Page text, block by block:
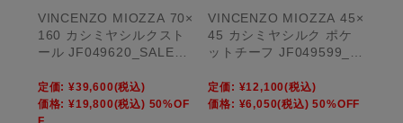
VINCENZO MIOZZA 70×
160 カシミヤシルクスト
ール JF049620_SALE
定価: ¥39,600(税込)
価格: ¥19,800(税込) 50%OF
VINCENZO MIOZZA 45×
45 カシミヤシルク ポケ
ットチーフ JF049599_S
定価: ¥12,100(税込)
価格: ¥6,050(税込) 50%OFF